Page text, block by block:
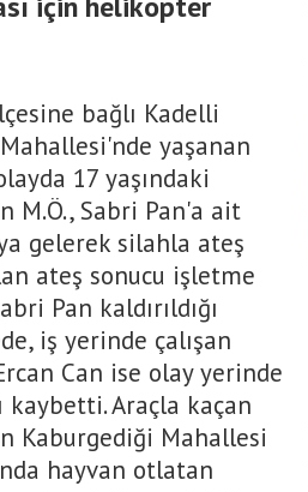
bağlı Kadelli
yaşanan
17 yaşındaki
M.Ö., Sabri Pan'a ait
gelerek silahla ateş
ateş sonucu işletme
Pan kaldırıldığı
iş yerinde çalışan
Can ise olay yerinde
kaybetti. Araçla kaçan
Kaburgediği Mahallesi
hayvan otlatan